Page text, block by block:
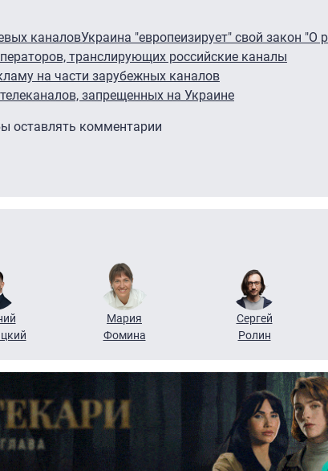
каналовУкраина "европеизирует" свой закон "О
транслирующих российские каналы
на части зарубежных каналов
запрещенных на Украине
оставлять комментарии
Мария
Фомина
Сергей
Ролин